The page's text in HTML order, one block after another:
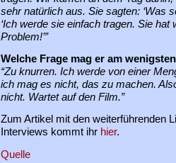
sehr natürlich aus. Sie sagten: ‘Was
‘Ich werde sie einfach tragen. Sie
Problem!’”
Welche Frage mag er am
“Zu knurren. Ich werde von einer
ich mag es nicht, das zu machen.
nicht. Wartet auf den Film.”
Zum Artikel mit den weiterführenden
Interviews kommt ihr hier.
Quelle